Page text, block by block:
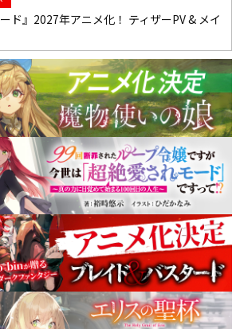
ド』2027年アニメ化！ ティザーPV & メイ